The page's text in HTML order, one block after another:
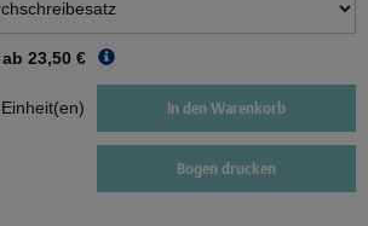
23,50 €
Einheit(en) In den Warenkorb
Bogen drucken